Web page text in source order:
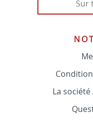
Sur
La société